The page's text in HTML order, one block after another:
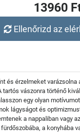
13960
Ellenőrizd az
érzelmeket
vászonra történő
egy olyan
lágyságot és
a nappaliban vagy
a konyhába